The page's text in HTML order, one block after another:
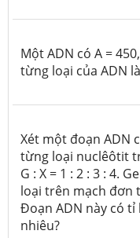
Một ADN có A =
từng loại của ADN là
Xét một đoạn ADN
từng loại nuclêôtit
G : X = 1 : 2 : 3 : 4.
loại trên mạch đơn
Đoạn ADN này có
nhiêu?